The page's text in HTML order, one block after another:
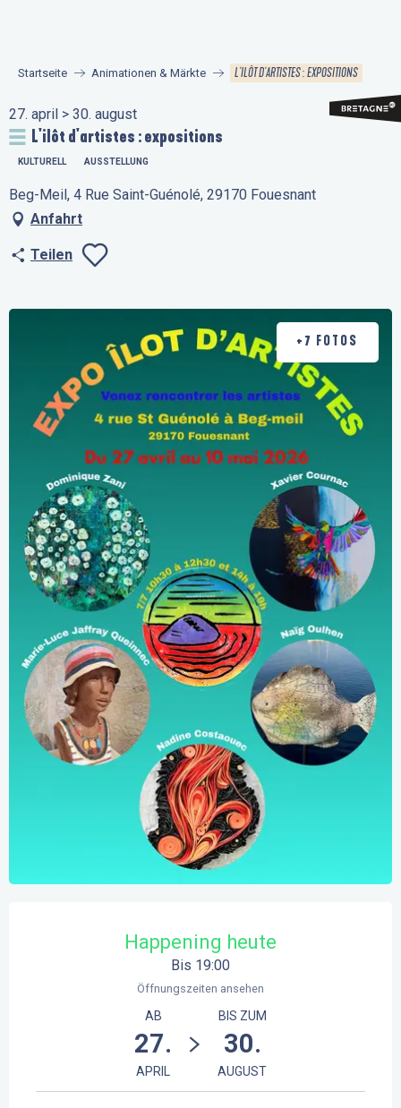
principal
Startseite Animationen & Märkte L'ILÔT D'ARTISTES : EXPOSITIONS
27. april > 30. august
L'ilôt d'artistes : expositions
KULTURELL AUSSTELLUNG
Beg-Meil, 4 Rue Saint-Guénolé, 29170 Fouesnant
Anfahrt
Teilen
+7 FOTOS
Happening heute
Bis 19:00
Öffnungszeiten ansehen
AB
27.
APRIL
BIS ZUM
30.
AUGUST